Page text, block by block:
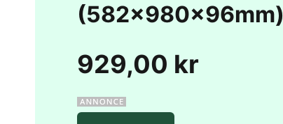
(582x980x96mm)
929,00 kr